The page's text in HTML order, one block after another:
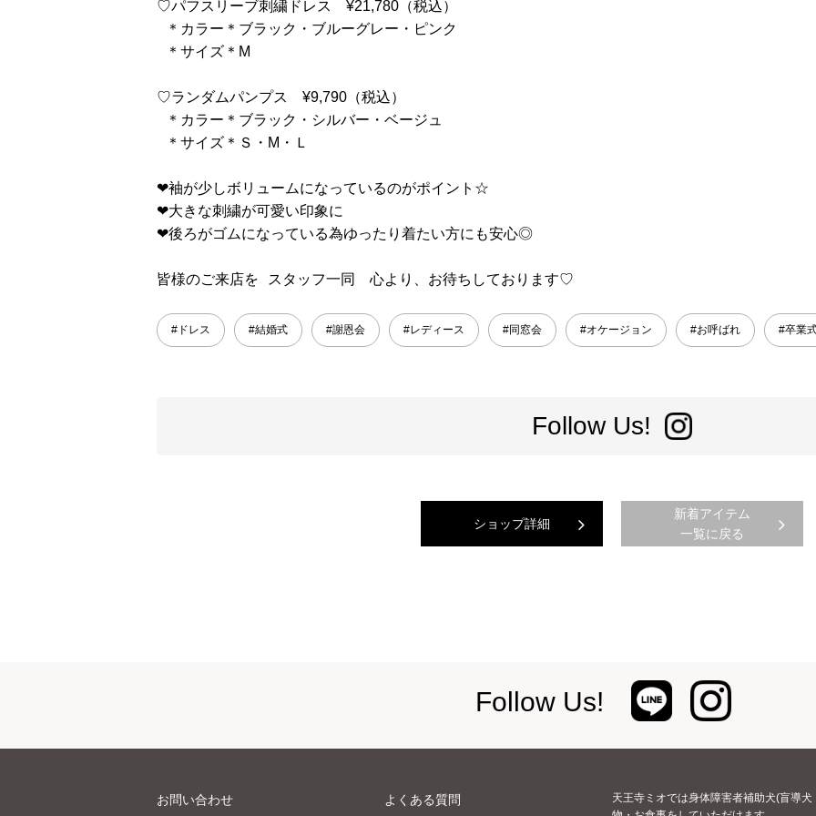
♡パフスリーブ刺繍ドレス ¥21,780（税込）
＊カラー＊ブラック・ブルーグレー・ピンク
＊サイズ＊M
♡ランダムパンプス ¥9,790（税込）
＊カラー＊ブラック・シルバー・ベージュ
＊サイズ＊Ｓ・M・Ｌ
❤︎袖が少しボリュームになっているのがポイント☆
❤︎大きな刺繍が可愛い印象に
❤︎後ろがゴムになっている為ゆったり着たい方にも安心◎
皆様のご来店を スタッフ一同 心より、お待ちしております♡
#ドレス #結婚式 #謝恩会 #レディース #同窓会 #オケージョン #お呼ばれ #卒業
Follow Us!
ショップ詳細
新着アイテム
一覧に戻る
Follow Us!
お問い合わせ よくある質問
天王寺ミオでは身体障害者補助犬(盲導